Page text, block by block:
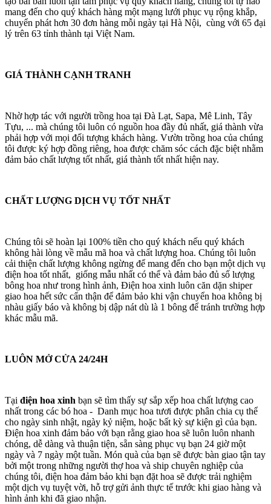
mang đến cho quý khách hàng một mạng lưới phục vụ rộng khắp,
chuyển phát hơn 30 đơn hàng mỗi ngày tại Hà Nội, cùng với 65 đại
lý trên 63 tỉnh thành tại Việt Nam.
GIÁ THÀNH CẠNH TRANH
Nhờ hợp tác với người trồng hoa tại Đà Lạt, Sapa, Mê Linh, Tây
Tựu, ... mà chúng tôi luôn có nguồn hoa đầy đủ nhất, giá thành vừa
phải hợp với mọi đối tượng khách hàng. Vườn trồng hoa của chúng
tôi được ký hợp đồng riêng, hoa được chăm sóc cách đặc biệt nhằm
đảm bảo chất lượng tốt nhất, giá thành tốt nhất hiện nay.
CHẤT LƯỢNG DỊCH VỤ TỐT NHẤT
Chúng tôi sẽ hoàn lại 100% tiền cho quý khách nếu quý khách
không hài lòng về mẫu mã hoa và chất lượng hoa. Chúng tôi luôn
cải thiện chất lượng không ngừng để mang đến cho bạn một dịch vụ
điện hoa tốt nhất, giống mẫu nhất có thể và đảm bảo đủ số lượng
bông hoa như trong hình ảnh, Điện hoa xinh luôn căn dặn shiper
giao hoa hết sức cẩn thận để đảm bảo khi vận chuyển hoa không bị
nhàu giấy báo và không bị dập nát dù là 1 bông để tránh trường hợp
khác mẫu mã.
LUÔN MỞ CỬA 24/24H
Tại điện hoa xinh bạn sẽ tìm thấy sự sắp xếp hoa chất lượng cao
nhất trong các bó hoa - Danh mục hoa tươi được phân chia cụ thể
cho ngày sinh nhật, ngày kỷ niệm, hoặc bất kỳ sự kiện gì của bạn.
Điện hoa xinh đảm bảo với bạn rằng giao hoa sẽ luôn luôn nhanh
chóng, dễ dàng và thuận tiện, sẵn sàng phục vụ bạn 24 giờ một
ngày và 7 ngày một tuần. Món quà của bạn sẽ được bàn giao tận tay
bởi một trong những người thợ hoa và ship chuyên nghiệp của
chúng tôi, điện hoa đảm bảo khi bạn đặt hoa sẽ được trải nghiệm
một dịch vụ tuyệt vời, hỗ trợ gửi ảnh thực tế trước khi giao hàng và
hình ảnh khi đã giao nhận.